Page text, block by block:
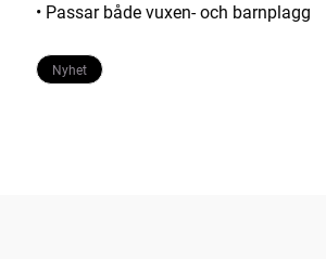
• Passar både vuxen- och barnplagg
Nyhet